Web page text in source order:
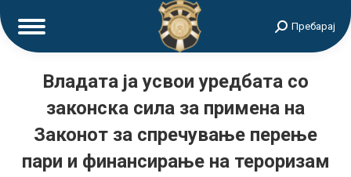
Search:Пребарај
Владата ја усвои уредбата со
законска сила за примена на
Законот за спречување перење
пари и финансирање на тероризам